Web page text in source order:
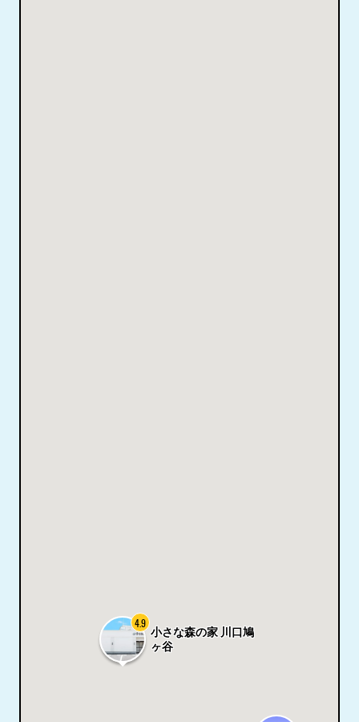
小さな森の家 川口鳩
ヶ谷
4.9